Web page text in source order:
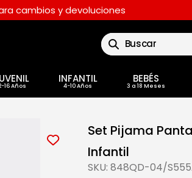
cambios y devoluciones
Buscar
INFANTIL BEBÉS
Set Pijama
Infantil
SKU: 848QD-04/